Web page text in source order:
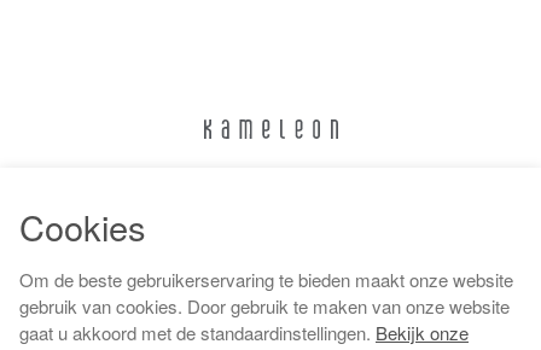
Algemene voorwaarden
Cookies
Om de beste gebruikerservaring te bieden maakt onze website
gebruik van cookies. Door gebruik te maken van onze website
gaat u akkoord met de standaardinstellingen. Bekijk onze